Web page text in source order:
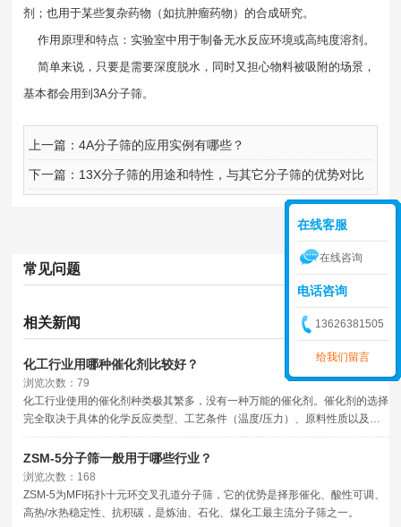
剂；也用于某些复杂药物（如抗肿瘤药物）的合成研究。
作用原理和特点：实验室中用于制备无水反应环境或高纯度溶剂。
简单来说，只要是需要深度脱水，同时又担心物料被吸附的场景，
基本都会用到3A分子筛。
上一篇：4A分子筛的应用实例有哪些？
下一篇： 13X分子筛的用途和特性，与其它分子筛的优势对比
常见问题
相关新闻
化工行业用哪种催化剂比较好？
浏览次数：79
化工行业使用的催化剂种类极其繁多，没有一种万能的催化剂。催化剂的选择
完全取决于具体的化学反应类型、工艺条件（温度/压力）、原料性质以及目
标产物。
ZSM-5分子筛一般用于哪些行业？
浏览次数：168
ZSM-5为MFI拓扑十元环交叉孔道分子筛，它的优势是择形催化、酸性可调、
高热/水热稳定性、抗积碳，是炼油、石化、煤化工最主流分子筛之一。
在线客服
在线咨询
电话咨询
13626381505
给我们留言